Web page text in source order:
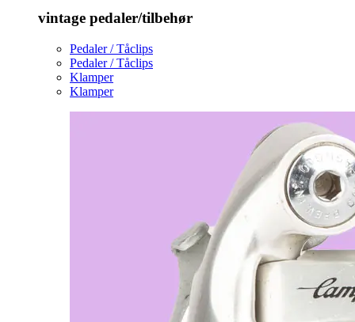
vintage pedaler/tilbehør
Pedaler / Tåclips
Pedaler / Tåclips
Klamper
Klamper